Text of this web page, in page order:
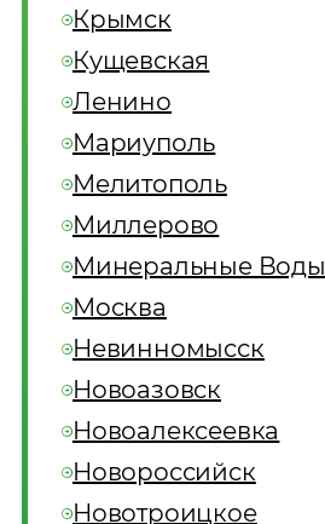
Крымск
Кущевская
Ленино
Мариуполь
Мелитополь
Миллерово
Минеральные Воды
Москва
Невинномысск
Новоазовск
Новоалексеевка
Новороссийск
Новотроицкое